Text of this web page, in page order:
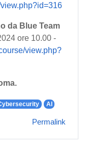
da Blue Team
ore 10.00 -
view.php?
AI
Permalink